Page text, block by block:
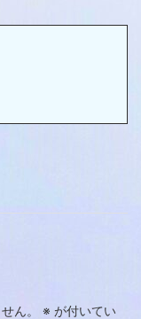
ん。 ※ が付いてい